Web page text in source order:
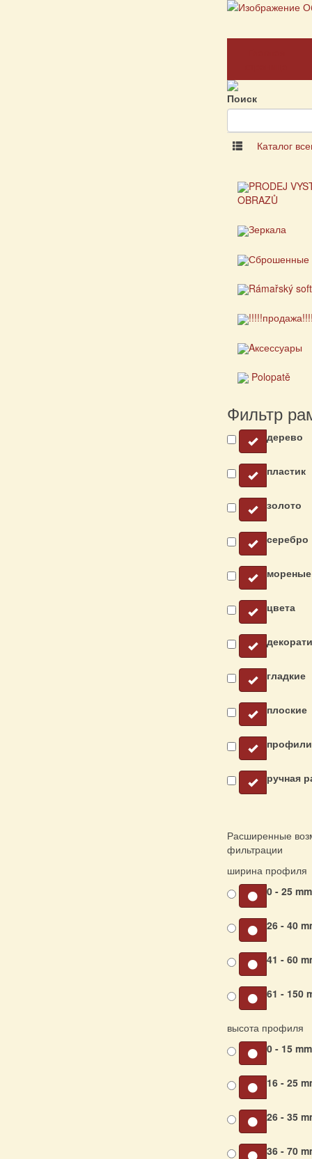
Поиск
Каталог
PRODEJ
OBRAZŮ
Зеркала
Сброшенные
Rámařský
Aксессуары
Polopatě
Фильтр
дерево
пластик
золото
серебро
мореные
цвета
гладкие
плоские
ручная
Расширенные
фильтрации
ширина профиля
0 - 25
26 - 40
41 - 60
61 - 150
высота профиля
0 - 15
16 - 25
26 - 35
36 - 70